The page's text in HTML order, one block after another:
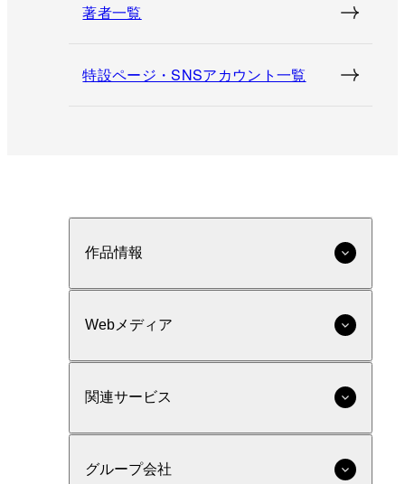
著者一覧
特設ページ・SNSアカウント一覧
作品情報
Webメディア
関連サービス
グループ会社